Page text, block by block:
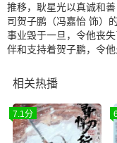
推移，耿星光以真诚和
司贺子鹏（冯嘉怡 饰）
事业毁于一旦，令他丧
伴和支持着贺子鹏，令他
相关热播
7.1分